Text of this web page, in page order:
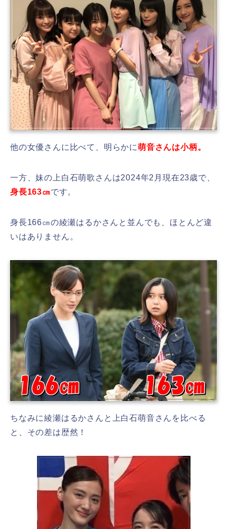
他の女優さんに比べて、明らかに萌音さんは小柄。
一方、妹の上白石萌歌さんは2024年2月現在23歳で、
身長163㎝です。
身長166㎝の綾瀬はるかさんと並んでも、ほとんど違
いはありません。
ちなみに綾瀬はるかさんと上白石萌音さんを比べる
と、その差は歴然！